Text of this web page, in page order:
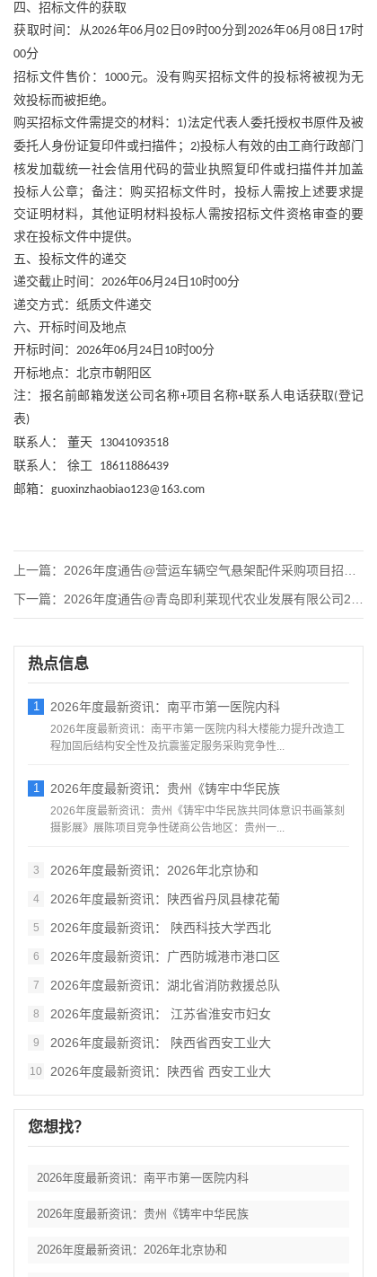
四、招标文件的获取
获取时间：从2026年06月 02 日 09 时00分到 2026年06月 08日 17时
00分
招标文件售价： 1000元。没有购买招标文件的投标将被视为无
效投标而被拒绝。
购买招标文件需提交的材料： 1)法定代表人委托授权书原件及被
委托人身份证复印件或扫描件； 2)投标人有效的由工商行政部门
核发加载统一社会信用代码的营业执照复印件或扫描件并加盖
投标人公章；备注：购买招标文件时，投标人需按上述要求提
交证明材料，其他证明材料投标人需按招标文件资格审查的要
求在投标文件中提供。
五、投标文件的递交
递交截止时间： 2026年06月 24 日 10时00分
递交方式：纸质文件递交
六、开标时间及地点
开标时间： 2026年06月 24 日 10时00分
开标地点：北京市朝阳区
注：报名前邮箱发送公司名称+项目名称+联系人电话获取(登记
表)
联系人：
董天 13041093518
联系人：
徐工
18611886439
邮箱： guoxinzhaobiao123@163.com
上一篇： 2026年度通告@营运车辆空气悬架配件采购项目招标公告
下一篇： 2026年度通告@青岛即利莱现代农业发展有限公司2026年小
热点信息
1 2026年度最新资讯：南平市第一医院内科
2026年度最新资讯：南平市第一医院内科大楼能力提升改造工
程加固后结构安全性及抗震鉴定服务采购竞争性...
1 2026年度最新资讯：贵州《铸牢中华民族
2026年度最新资讯：贵州《铸牢中华民族共同体意识书画篆刻
摄影展》展陈项目竞争性磋商公告地区：贵州一...
3 2026年度最新资讯：2026年北京协和
4 2026年度最新资讯：陕西省丹凤县棣花葡
5 2026年度最新资讯： 陕西科技大学西北
6 2026年度最新资讯：广西防城港市港口区
7 2026年度最新资讯：湖北省消防救援总队
8 2026年度最新资讯： 江苏省淮安市妇女
9 2026年度最新资讯： 陕西省西安工业大
10 2026年度最新资讯：陕西省 西安工业大
您想找？
2026年度最新资讯：南平市第一医院内科
2026年度最新资讯：贵州《铸牢中华民族
2026年度最新资讯：2026年北京协和